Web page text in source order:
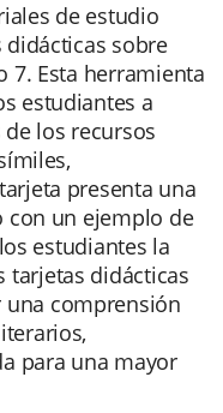
de estudio
sobre
7. Esta herramienta
estudiantes a
los recursos
presenta una
con un ejemplo de
estudiantes la
tarjetas didácticas
una comprensión
para una mayor